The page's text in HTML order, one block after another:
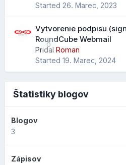
Started 26. Marec, 2023
0
Vytvorenie podpisu
RoundCube Webmail
Pridal Roman
Started 19. Marec, 2024
Štatistiky blogov
Blogov
3
Zápisov